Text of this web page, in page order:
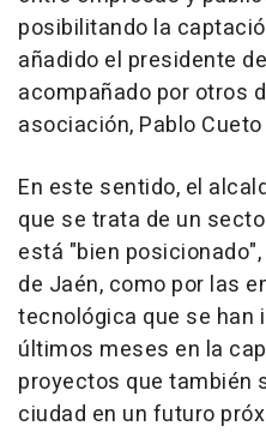
posibilitando la
añadido el presidente
acompañado por otros
asociación, Pablo
En este sentido, el
que se trata de un
está "bien
de Jaén, como por las
tecnológica que se han
últimos meses en la
proyectos que también
ciudad en un futuro